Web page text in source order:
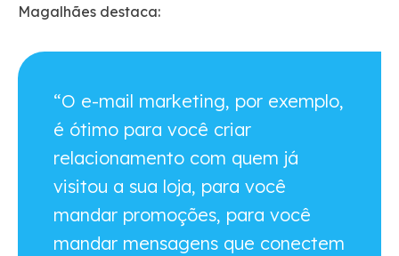
Magalhães destaca:
“O e-mail marketing, por exemplo,
é ótimo para você criar
relacionamento com quem já
visitou a sua loja, para você
mandar promoções, para você
mandar mensagens que conectem